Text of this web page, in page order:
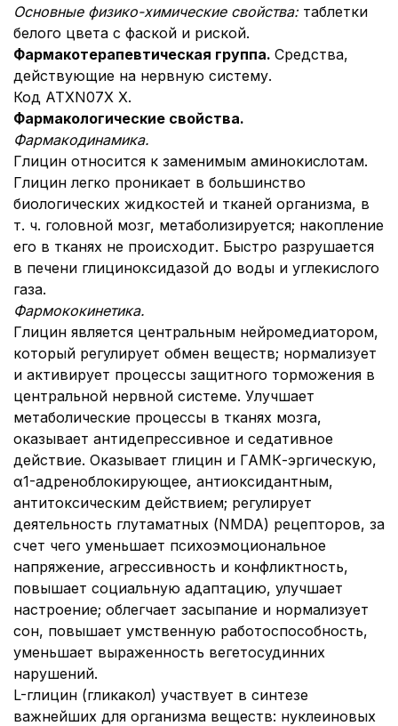
Основные физико-химические свойства: таблетки
белого цвета с фаской и риской.
Фармакотерапевтическая группа. Средства,
действующие на нервную систему.
Код АТХN07X X.
Фармакологические свойства.
Фармакодинамика.
Глицин относится к заменимым аминокислотам.
Глицин легко проникает в большинство
биологических жидкостей и тканей организма, в
т. ч. головной мозг, метаболизируется; накопление
его в тканях не происходит. Быстро разрушается
в печени глициноксидазой до воды и углекислого
газа.
Фармококинетика.
Глицин является центральным нейромедиатором,
который регулирует обмен веществ; нормализует
и активирует процессы защитного торможения в
центральной нервной системе. Улучшает
метаболические процессы в тканях мозга,
оказывает антидепрессивное и седативное
действие. Оказывает глицин и ГАМК-эргическую,
α1-адреноблокирующее, антиоксидантным,
антитоксическим действием; регулирует
деятельность глутаматных (NMDA) рецепторов, за
счет чего уменьшает психоэмоциональное
напряжение, агрессивность и конфликтность,
повышает социальную адаптацию, улучшает
настроение; облегчает засыпание и нормализует
сон, повышает умственную работоспособность,
уменьшает выраженность вегетосудинних
нарушений.
L-глицин (гликакол) участвует в синтезе
важнейших для организма веществ: нуклеиновых